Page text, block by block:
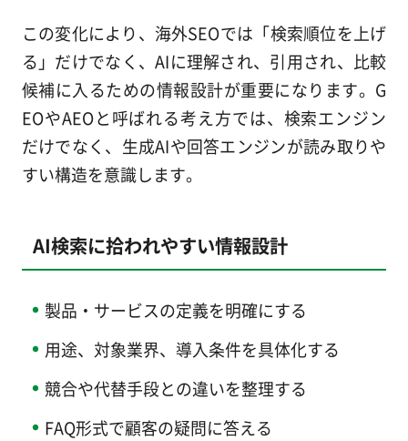
この変化により、海外SEOでは「検索順位を上げ
る」だけでなく、AIに理解され、引用され、比較
候補に入るための情報設計が重要になります。G
EOやAEOと呼ばれる考え方では、検索エンジン
だけでなく、生成AIや回答エンジンが読み取りや
すい構造を意識します。
AI検索に拾われやすい情報設計
製品・サービスの定義を明確にする
用途、対象業界、導入条件を具体化する
競合や代替手段との違いを整理する
FAQ形式で顧客の疑問に答える